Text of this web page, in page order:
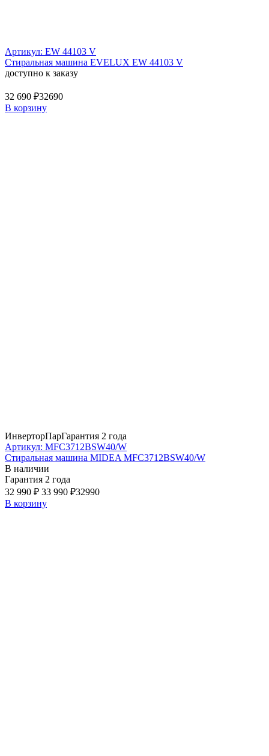
Артикул: EW 44103 V
Стиральная машина EVELUX EW 44103 V
доступно к заказу
32 690 ₽32690
В корзину
ИнверторПарГарантия 2 года
Артикул: MFC3712BSW40/W
Стиральная машина MIDEA MFC3712BSW40/W
В наличии
Гарантия 2 года
32 990 ₽ 33 990 ₽32990
В корзину